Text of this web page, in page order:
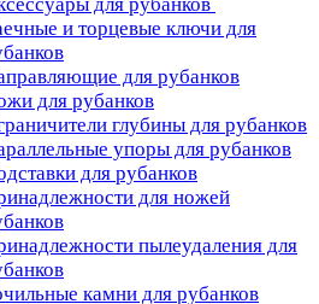
и торцевые ключи для
для рубанков
для рубанков
глубины для рубанков
упоры для рубанков
для рубанков
для ножей
пылеудаления для
камни для рубанков